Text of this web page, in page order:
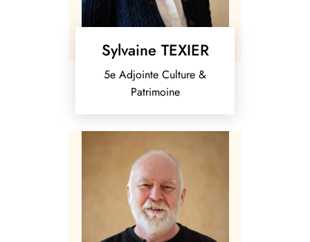
Sylvaine TEXIER
5e Adjointe Culture &
Patrimoine